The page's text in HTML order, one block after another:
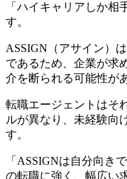
「ハイキャリアしか
す。
ASSIGN（アサイン）
であるため、 企業が求
介を断られる可能性が
転職エージェントはそ
ルが異なり、未経験向
す。
「ASSIGNは自分向き
の転職に強く、幅広い